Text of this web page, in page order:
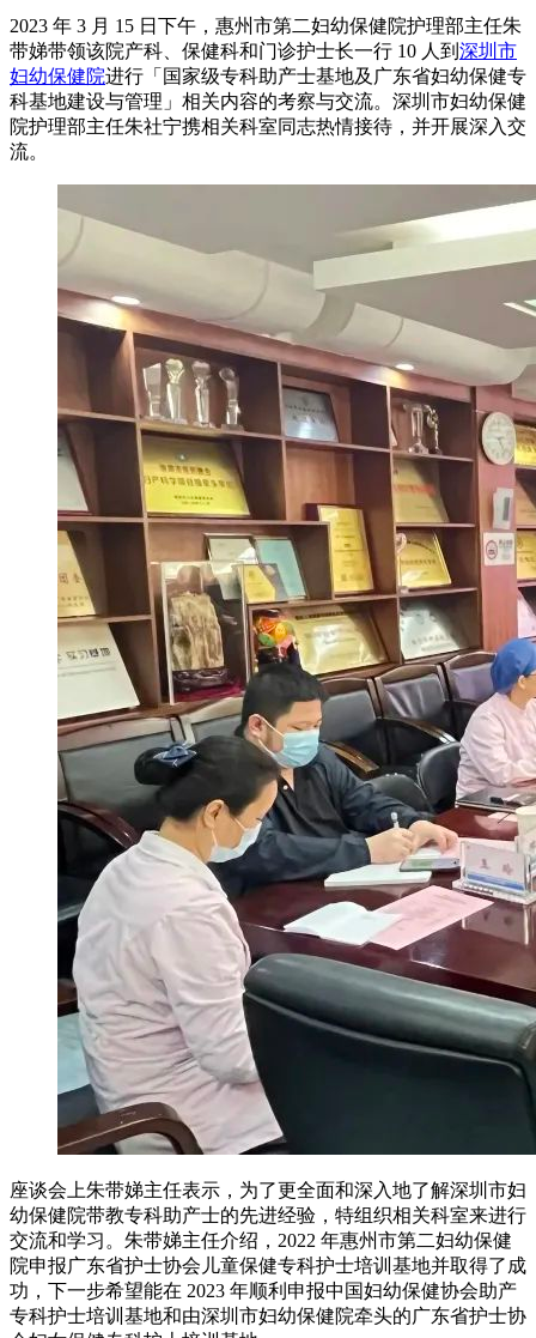
2023 年 3 月 15 日下午，惠州市第二妇幼保健院护理部主任朱
带娣带领该院产科、保健科和门诊护士长一行 10 人到 深圳市
妇幼保健院进行「国家级专科助产士基地及广东省妇幼保健专
科基地建设与管理」相关内容的考察与交流。深圳市妇幼保健
院护理部主任朱社宁携相关科室同志热情接待，并开展深入交
流。
座谈会上朱带娣主任表示，为了更全面和深入地了解深圳市妇
幼保健院带教专科助产士的先进经验，特组织相关科室来进行
交流和学习。朱带娣主任介绍，2022 年惠州市第二妇幼保健
院申报广东省护士协会儿童保健专科护士培训基地并取得了成
功，下一步希望能在 2023 年顺利申报中国妇幼保健协会助产
专科护士培训基地和由深圳市妇幼保健院牵头的广东省护士协